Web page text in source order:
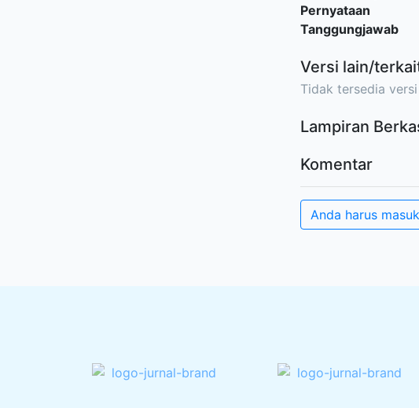
Pernyataan
Tanggungjawab
Versi lain/
Tidak tersedia
Lampiran
Komentar
Anda harus